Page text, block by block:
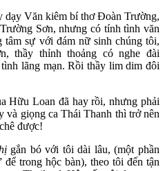
dạy Văn kiêm bí thơ Đoàn Trường,
Sơn, nhưng có tính tình văn
tâm sự với đám nữ sinh chúng tôi,
thầy thỉnh thoảng có nghe đài
lãng mạn. Rồi thầy lim dim đôi
Hữu Loan đã hay rồi, nhưng phải
và giọng ca Thái Thanh thì trở nên
được!
gắn bó với tôi dài lâu, (một phần
trong hộc bàn), theo tôi đến tận